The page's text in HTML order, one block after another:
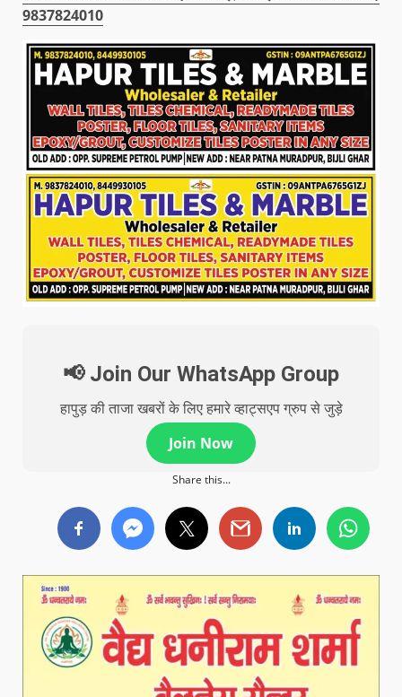
9837824010
📢 Join Our WhatsApp Group
हापुड़ की ताजा खबरों के लिए हमारे व्हाट्सएप ग्रुप से जुड़े
Join Now
Share this...